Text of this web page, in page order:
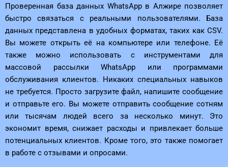
Проверенная база данных WhatsApp в Алжире позволяет
быстро связаться с реальными пользователями. База
данных представлена ​​в удобных форматах, таких как CSV.
Вы можете открыть её на компьютере или телефоне. Её
также можно использовать с инструментами для
массовой рассылки WhatsApp или программами
обслуживания клиентов. Никаких специальных навыков
не требуется. Просто загрузите файл, напишите сообщение
и отправьте его. Вы можете отправить сообщение сотням
или тысячам людей всего за несколько минут. Это
экономит время, снижает расходы и привлекает больше
потенциальных клиентов. Кроме того, это также помогает
в работе с отзывами и опросами.